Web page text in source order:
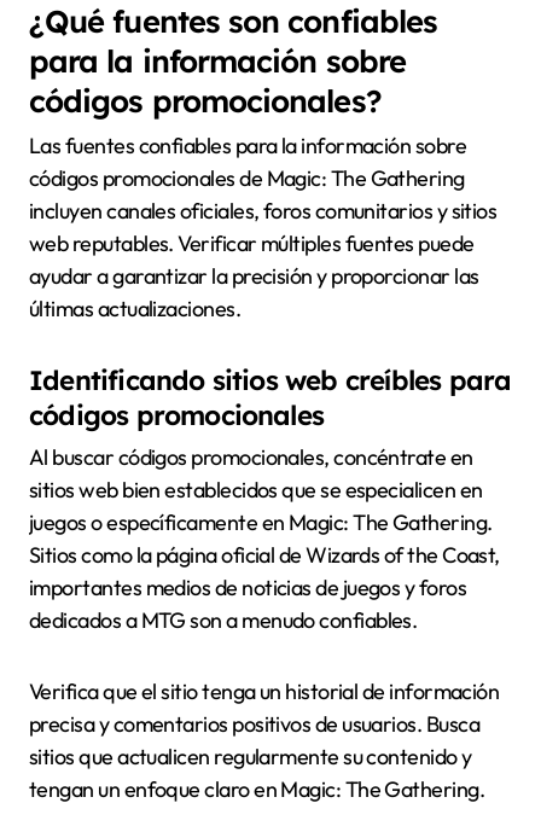
¿Qué fuentes son confiables
para la información sobre
códigos promocionales?
Las fuentes confiables para la información sobre
códigos promocionales de Magic: The Gathering
incluyen canales oficiales, foros comunitarios y sitios
web reputables. Verificar múltiples fuentes puede
ayudar a garantizar la precisión y proporcionar las
últimas actualizaciones.
Identificando sitios web creíbles para
códigos promocionales
Al buscar códigos promocionales, concéntrate en
sitios web bien establecidos que se especialicen en
juegos o específicamente en Magic: The Gathering.
Sitios como la página oficial de Wizards of the Coast,
importantes medios de noticias de juegos y foros
dedicados a MTG son a menudo confiables.
Verifica que el sitio tenga un historial de información
precisa y comentarios positivos de usuarios. Busca
sitios que actualicen regularmente su contenido y
tengan un enfoque claro en Magic: The Gathering.